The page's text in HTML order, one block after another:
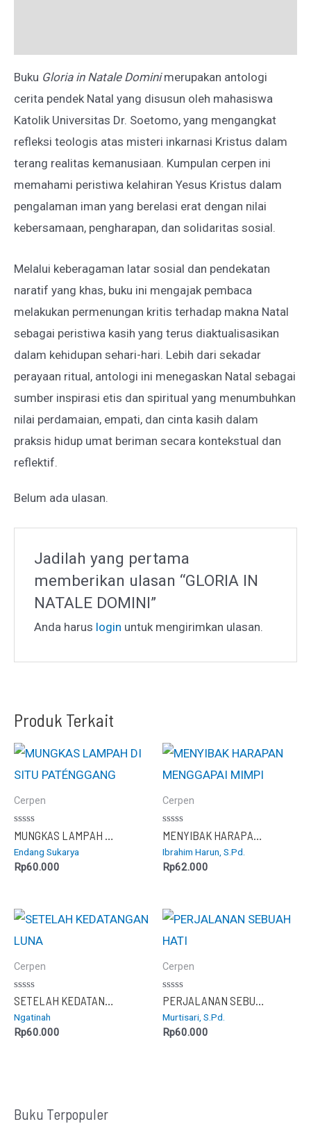
Buku Gloria in Natale Dominimerupakan antologi
cerita pendek Natal yang disusun oleh mahasiswa
Katolik Universitas Dr. Soetomo, yang mengangkat
refleksi teologis atas misteri inkarnasi Kristus dalam
terang realitas kemanusiaan. Kumpulan cerpen ini
memahami peristiwa kelahiran Yesus Kristus dalam
pengalaman iman yang berelasi erat dengan nilai
kebersamaan, pengharapan, dan solidaritas sosial.
Melalui keberagaman latar sosial dan pendekatan
naratif yang khas, buku ini mengajak pembaca
melakukan permenungan kritis terhadap makna Natal
sebagai peristiwa kasih yang terus diaktualisasikan
dalam kehidupan sehari-hari. Lebih dari sekadar
perayaan ritual, antologi ini menegaskan Natal sebagai
sumber inspirasi etis dan spiritual yang menumbuhkan
nilai perdamaian, empati, dan cinta kasih dalam
praksis hidup umat beriman secara kontekstual dan
reflektif.
Belum ada ulasan.
Jadilah yang pertama
memberikan ulasan “GLORIA IN
NATALE DOMINI”
Anda harus login untuk mengirimkan ulasan.
Produk Terkait
Cerpen
Dinilai
0
dari
5
Endang Sukarya
Rp60.000
Cerpen
Dinilai
0
dari
5
Ibrahim Harun, S.Pd.
Rp62.000
Cerpen
Dinilai
0
dari
5
SETELAH KEDATANGAN LUNA
Ngatinah
Rp60.000
Cerpen
Dinilai
0
dari
5
PERJALANAN SEBUAH HATI
Murtisari, S.Pd.
Rp60.000
Buku Terpopuler